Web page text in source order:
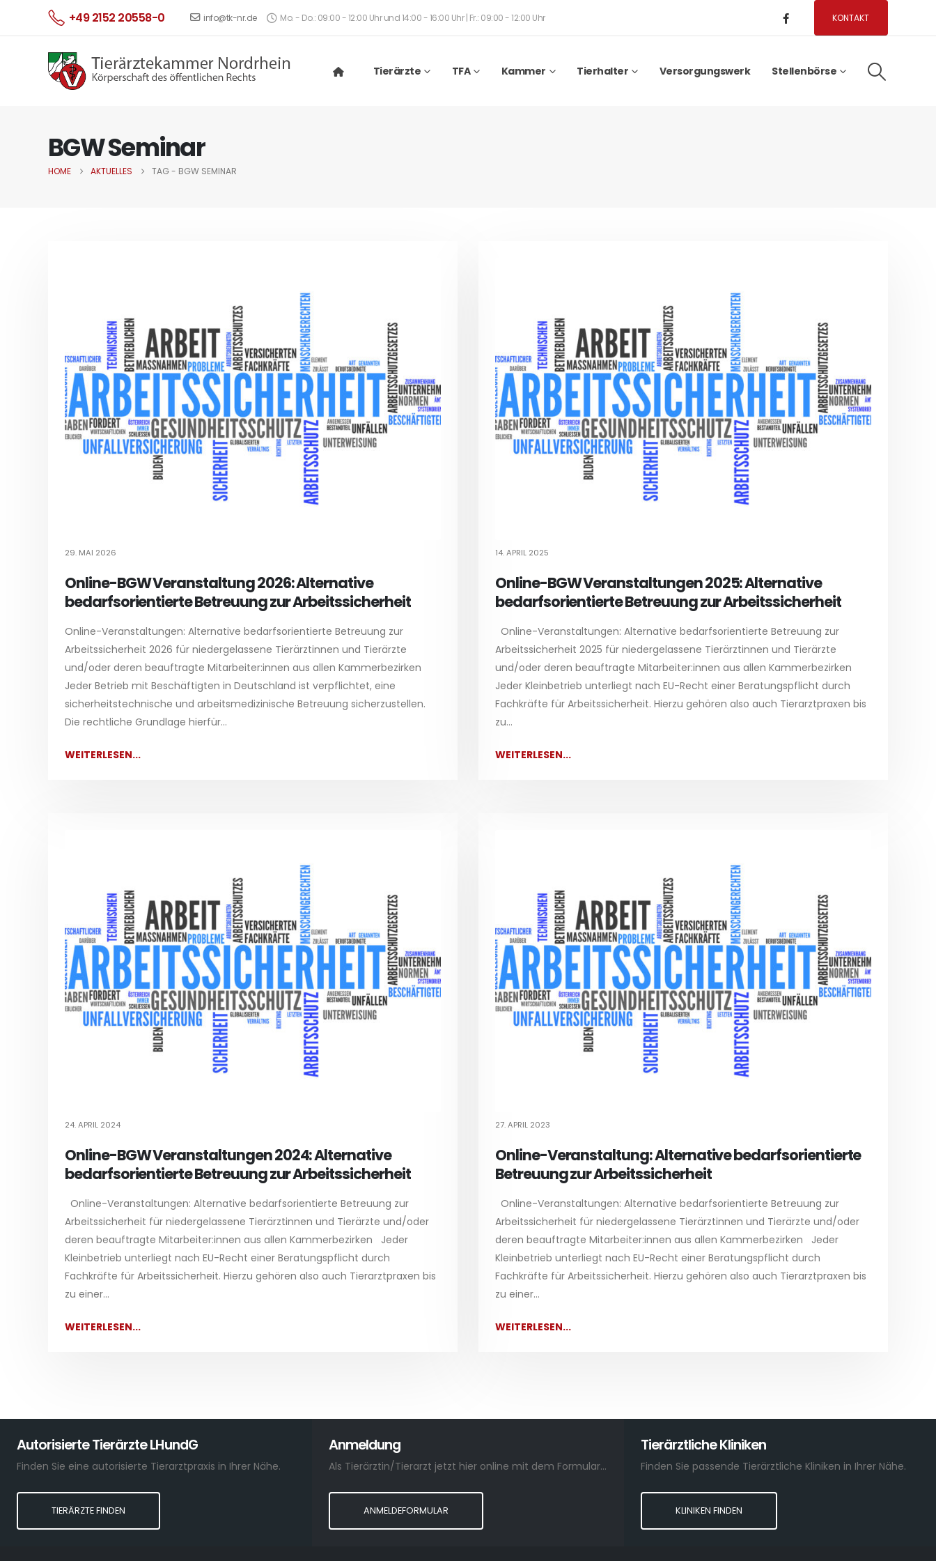
+49 2152 20558-0 info@tk-nr.de Mo. - Do.: 09:00 - 12:00 Uhr und 14:00 - 16:00 Uhr | Fr.: 09:00 - 12:00 Uhr KONTAKT
Tierärzte TFA Kammer Tierhalter Versorgungswerk Stellenbörse
BGW Seminar
HOME AKTUELLES TAG - BGW SEMINAR
29. MAI 2026
Online-BGW Veranstaltung 2026: Alternative
bedarfsorientierte Betreuung zur Arbeitssicherheit
Online-Veranstaltungen: Alternative bedarfsorientierte Betreuung zur
Arbeitssicherheit 2026 für niedergelassene Tierärztinnen und Tierärzte
und/oder deren beauftragte Mitarbeiter:innen aus allen Kammerbezirken
Jeder Betrieb mit Beschäftigten in Deutschland ist verpflichtet, eine
sicherheitstechnische und arbeitsmedizinische Betreuung sicherzustellen.
Die rechtliche Grundlage hierfür...
WEITERLESEN...
14. APRIL 2025
Online-BGW Veranstaltungen 2025: Alternative
bedarfsorientierte Betreuung zur Arbeitssicherheit
Online-Veranstaltungen: Alternative bedarfsorientierte Betreuung zur
Arbeitssicherheit 2025 für niedergelassene Tierärztinnen und Tierärzte
und/oder deren beauftragte Mitarbeiter:innen aus allen Kammerbezirken
Jeder Kleinbetrieb unterliegt nach EU-Recht einer Beratungspflicht durch
Fachkräfte für Arbeitssicherheit. Hierzu gehören also auch Tierarztpraxen bis
zu...
WEITERLESEN...
24. APRIL 2024
Online-BGW Veranstaltungen 2024: Alternative
bedarfsorientierte Betreuung zur Arbeitssicherheit
Online-Veranstaltungen: Alternative bedarfsorientierte Betreuung zur
Arbeitssicherheit für niedergelassene Tierärztinnen und Tierärzte und/oder
deren beauftragte Mitarbeiter:innen aus allen Kammerbezirken Jeder
Kleinbetrieb unterliegt nach EU-Recht einer Beratungspflicht durch
Fachkräfte für Arbeitssicherheit. Hierzu gehören also auch Tierarztpraxen bis
zu einer...
WEITERLESEN...
27. APRIL 2023
Online-Veranstaltung: Alternative bedarfsorientierte
Betreuung zur Arbeitssicherheit
Online-Veranstaltungen: Alternative bedarfsorientierte Betreuung zur
Arbeitssicherheit für niedergelassene Tierärztinnen und Tierärzte und/oder
deren beauftragte Mitarbeiter:innen aus allen Kammerbezirken Jeder
Kleinbetrieb unterliegt nach EU-Recht einer Beratungspflicht durch
Fachkräfte für Arbeitssicherheit. Hierzu gehören also auch Tierarztpraxen bis
zu einer...
WEITERLESEN...
Autorisierte Tierärzte LHundG
Finden Sie eine autorisierte Tierarztpraxis in Ihrer Nähe.
TIERÄRZTE FINDEN
Anmeldung
Als Tierärztin/Tierarzt jetzt hier online mit dem Formular anmelden.
ANMELDEFORMULAR
Tierärztliche Kliniken
Finden Sie passende Tierärztliche Kliniken in Ihrer Nähe.
KLINIKEN FINDEN